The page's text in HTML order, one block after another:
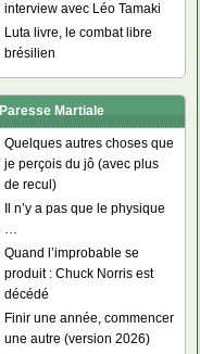
interview avec Léo Tamaki
Luta livre, le combat libre
brésilien
Paresse Martiale
Quelques autres choses que
je perçois du jô (avec plus
de recul)
Il n’y a pas que le physique
…
Quand l’improbable se
produit : Chuck Norris est
décédé
Finir une année, commencer
une autre (version 2026)